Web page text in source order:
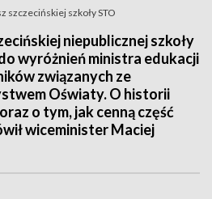
szczecińskiej szkoły STO
niepublicznej szkoły
wyróżnień ministra edukacji
związanych ze
Oświaty. O historii
o tym, jak cenną część
wiceminister Maciej